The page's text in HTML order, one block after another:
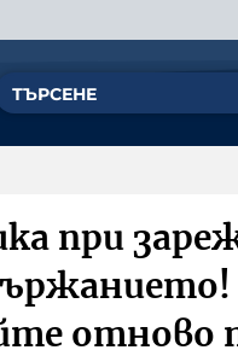
при
отново